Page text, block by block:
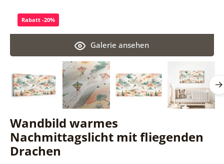
Wandbild warmes
Nachmittagslicht mit fliegenden
Drachen
Galerie ansehen
Rabatt -20%